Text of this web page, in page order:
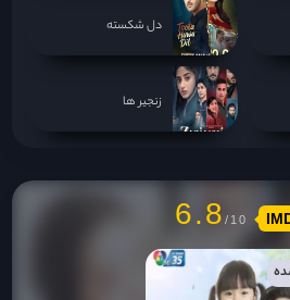
دل شکسته
زنجیر ها
6.8